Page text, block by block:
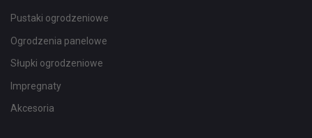
Pustaki ogrodzeniowe
Ogrodzenia panelowe
Słupki ogrodzeniowe
Impregnaty
Akcesoria